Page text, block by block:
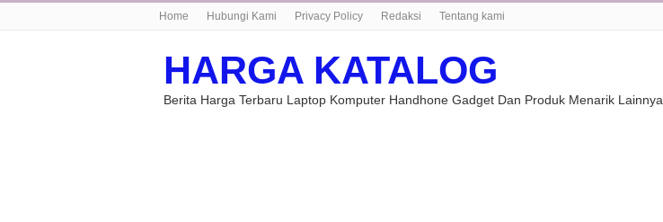
Home Hubungi Kami Privacy Policy Redaksi Tentang kami
HARGA KATALOG
Berita Harga Terbaru Laptop Komputer Handhone Gadget Dan Produk Menarik Lainnya